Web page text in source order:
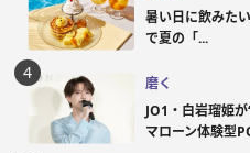
暑い日に飲みた
で夏の「...
磨く
JO1・白岩瑠姫
マローン体験型